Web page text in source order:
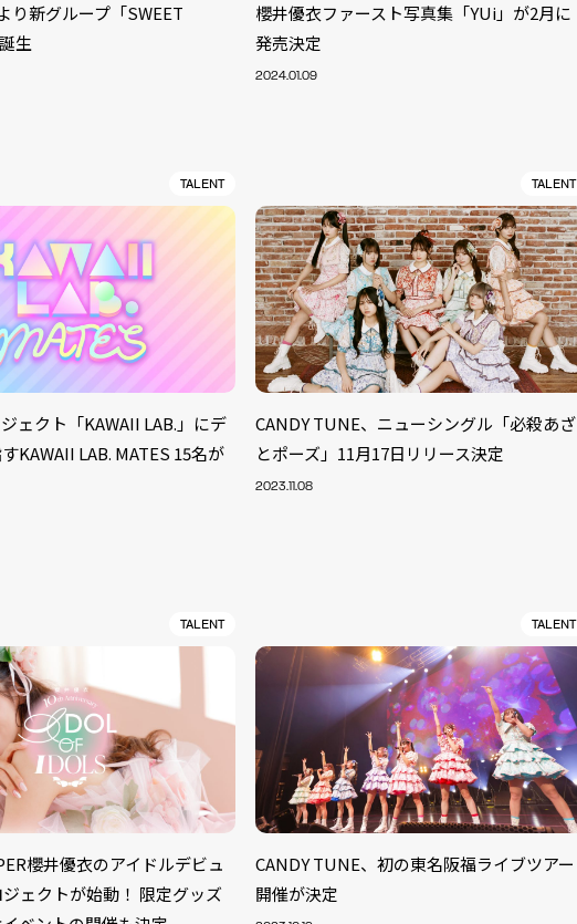
り新グループ「SWEET
生
櫻井優衣ファースト写真集「YUi」が2月に
発売決定
2024.01.09
TALENT
ェクト「KAWAII LAB.」にデ
KAWAII LAB. MATES 15名が
TALENT
CANDY TUNE、ニューシングル「必殺あざ
とポーズ」11月17日リリース決定
2023.11.08
TALENT
櫻井優衣のアイドルデビュ
ェクトが始動！ 限定グッズ
TALENT
CANDY TUNE、初の東名阪福ライブツアー
開催が決定
ARTIST 40 MODEL/TALENT